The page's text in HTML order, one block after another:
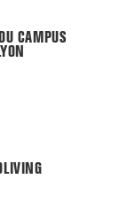
CAMPUS